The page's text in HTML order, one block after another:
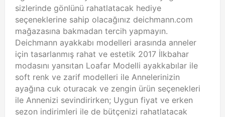
sizlerinde gönlünü rahatlatacak hediye
seçeneklerine sahip olacağınız deichmann.com
mağazasına bakmadan tercih yapmayın.
Deichmann ayakkabı modelleri arasında anneler
için tasarlanmış rahat ve estetik 2017 İlkbahar
modasını yansıtan Loafar Modelli ayakkabılar ile
soft renk ve zarif modelleri ile Annelerinizin
ayağına cuk oturacak ve zengin ürün seçenekleri
ile Annenizi sevindirirken; Uygun fiyat ve erken
sezon indirimleri ile de bütçenizi rahatlatacak